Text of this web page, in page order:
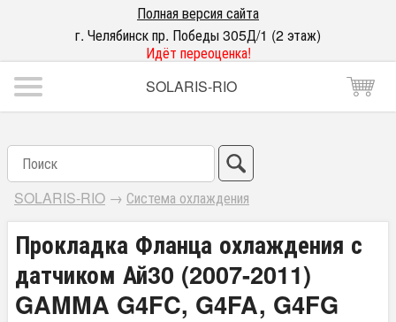
Полная версия сайта
г. Челябинск пр. Победы 305Д/1 (2 этаж)
Идёт переоценка!
SOLARIS-RIO
SOLARIS-RIO → Система охлаждения
Прокладка Фланца охлаждения с
датчиком Ай30 (2007-2011)
GAMMA G4FC, G4FA, G4FG